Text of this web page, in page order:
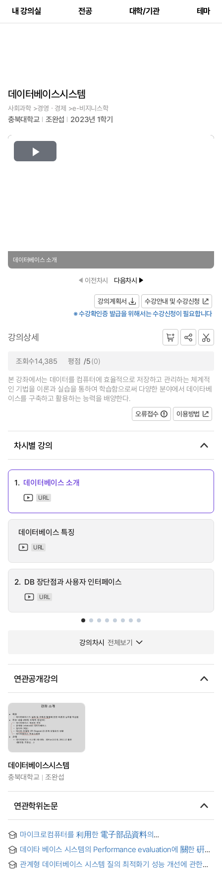
내 강의실 전공 대학/기관 테마
데이터베이스시스템
사회과학 >경영ㆍ경제 >e-비지니스학
충북대학교 조완섭 2023년 1학기
Play
데이터베이스 소개
이전차시 다음차시
강의계획서
수강안내 및 수강신청
※ 수강확인증 발급을 위해서는 수강신청이 필요합니다
강의상세
조회수14,385 평점 /5(0)
본 강좌에서는 데이터를 컴퓨터에 효율적으로 저장하고 관리하는 체계적
인 기법을 이론과 실습을 통하여 학습함으로써 다양한 분야에서 데이타베
이스를 구축하고 활용하는 능력을 배양한다.
오류접수
이용방법
차시별 강의
1. 데이터베이스 소개
URL
데이터베이스 특징
URL
2. DB 장단점과 사용자 인터페이스
URL
강의차시 전체보기
연관공개강의
데이터베이스시스템
충북대학교 조완섭
연관학위논문
마이크로컴퓨터를 利用한 電子部品資料의
데이타 베이스 시스템의 Performance evaluation에 關한 硏究
관계형 데이터베이스 시스템 질의 최적화기 성능 개선에 관한